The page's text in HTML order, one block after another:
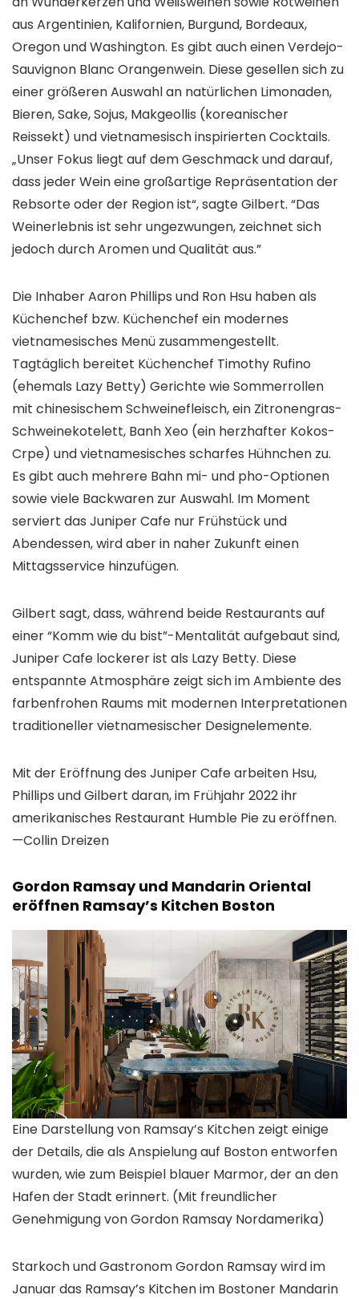
aus Argentinien, Kalifornien, Burgund, Bordeaux,
Oregon und Washington. Es gibt auch einen Verdejo-
Sauvignon Blanc Orangenwein. Diese gesellen sich zu
einer größeren Auswahl an natürlichen Limonaden,
Bieren, Sake, Sojus, Makgeollis (koreanischer
Reissekt) und vietnamesisch inspirierten Cocktails.
„Unser Fokus liegt auf dem Geschmack und darauf,
dass jeder Wein eine großartige Repräsentation der
Rebsorte oder der Region ist“, sagte Gilbert. “Das
Weinerlebnis ist sehr ungezwungen, zeichnet sich
jedoch durch Aromen und Qualität aus.”
Die Inhaber Aaron Phillips und Ron Hsu haben als
Küchenchef bzw. Küchenchef ein modernes
vietnamesisches Menü zusammengestellt.
Tagtäglich bereitet Küchenchef Timothy Rufino
(ehemals Lazy Betty) Gerichte wie Sommerrollen
mit chinesischem Schweinefleisch, ein Zitronengras-
Schweinekotelett, Banh Xeo (ein herzhafter Kokos-
Crpe) und vietnamesisches scharfes Hühnchen zu.
Es gibt auch mehrere Bahn mi- und pho-Optionen
sowie viele Backwaren zur Auswahl. Im Moment
serviert das Juniper Cafe nur Frühstück und
Abendessen, wird aber in naher Zukunft einen
Mittagsservice hinzufügen.
Gilbert sagt, dass, während beide Restaurants auf
einer “Komm wie du bist”-Mentalität aufgebaut sind,
Juniper Cafe lockerer ist als Lazy Betty. Diese
entspannte Atmosphäre zeigt sich im Ambiente des
farbenfrohen Raums mit modernen Interpretationen
traditioneller vietnamesischer Designelemente.
Mit der Eröffnung des Juniper Cafe arbeiten Hsu,
Phillips und Gilbert daran, im Frühjahr 2022 ihr
amerikanisches Restaurant Humble Pie zu eröffnen.
—Collin Dreizen
Gordon Ramsay und Mandarin Oriental
eröffnen Ramsay’s Kitchen Boston
Eine Darstellung von Ramsay’s Kitchen zeigt einige
der Details, die als Anspielung auf Boston entworfen
wurden, wie zum Beispiel blauer Marmor, der an den
Hafen der Stadt erinnert. (Mit freundlicher
Genehmigung von Gordon Ramsay Nordamerika)
Starkoch und Gastronom Gordon Ramsay wird im
Januar das Ramsay’s Kitchen im Bostoner Mandarin